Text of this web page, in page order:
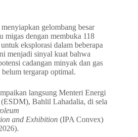
gelombang besar
migas dengan membuka 118
eksplorasi dalam beberapa
menjadi sinyal kuat bahwa
cadangan minyak dan gas
belum tergarap optimal.
langsung Menteri Energi
Bahlil Lahadalia, di sela
and Exhibition (IPA Convex)